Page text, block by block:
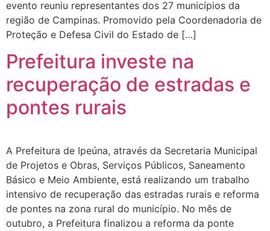
evento reuniu representantes dos 27 municípios da
região de Campinas. Promovido pela Coordenadoria de
Proteção e Defesa Civil do Estado de […]
Prefeitura investe na
recuperação de estradas e
pontes rurais
A Prefeitura de Ipeúna, através da Secretaria Municipal
de Projetos e Obras, Serviços Públicos, Saneamento
Básico e Meio Ambiente, está realizando um trabalho
intensivo de recuperação das estradas rurais e reforma
de pontes na zona rural do município. No mês de
outubro, a Prefeitura finalizou a reforma da ponte